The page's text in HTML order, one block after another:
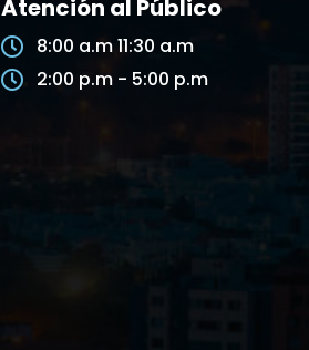
Atención al Público
8:00 a.m 11:30 a.m
2:00 p.m - 5:00 p.m